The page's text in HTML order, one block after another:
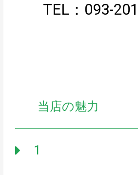
TEL：093-
当店の魅力
1